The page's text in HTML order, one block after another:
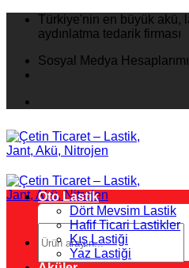
İçeriğeTürkiye'nin en büyük akü,
aydınlatma tedarik firması
Sosyal Medya
Ara:
Oto Lastik
Dört Mevsim Lastik
Hafif Ticari Lastikler
Kış Lastiği
Yaz Lastiği